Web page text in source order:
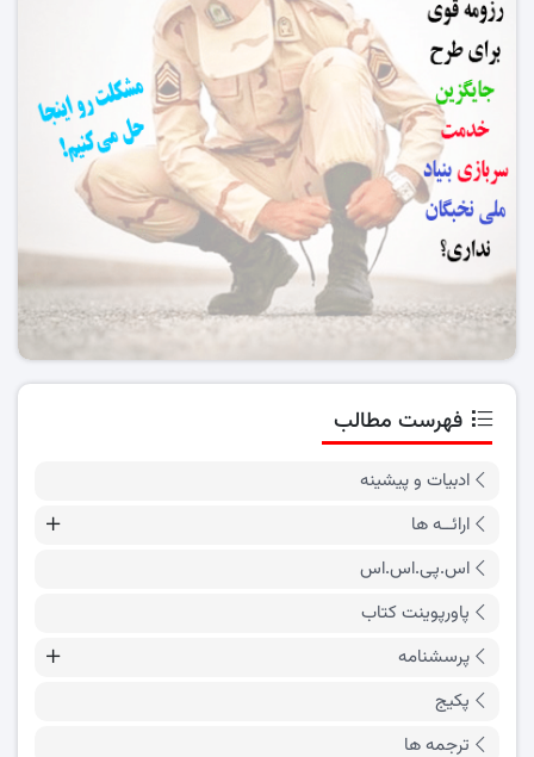
فهرست مطالب
ادبیات و پیشینه
ارائــه ها
اس.پی.اس.اس
پاورپوینت کتاب
پرسشنامه
پکیج
ترجمه ها